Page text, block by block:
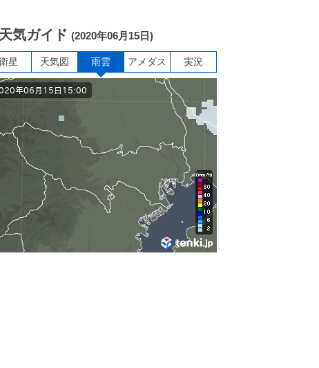
天気ガイド (2020年06月15日)
星 天気図 雨雲 アメダス 実況